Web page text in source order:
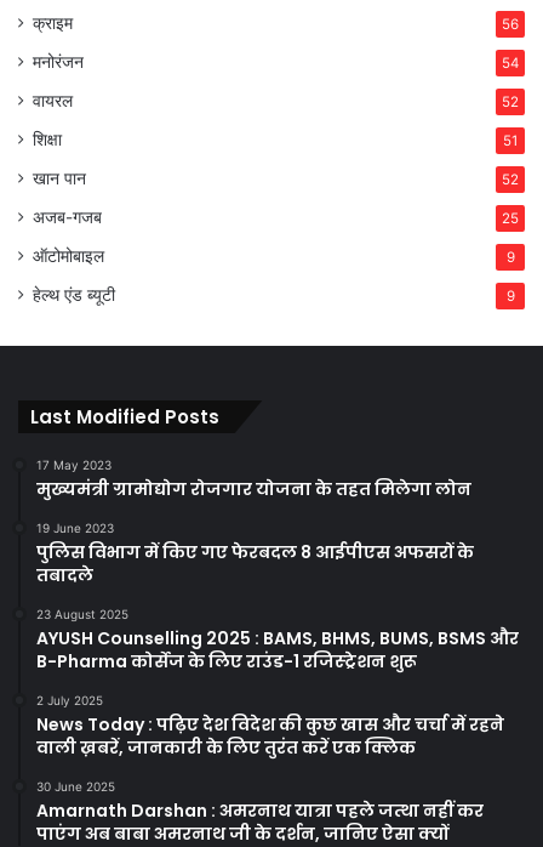
क्राइम 56
मनोरंजन 54
वायरल 52
शिक्षा 51
खान पान 52
अजब-गजब 25
ऑटोमोबाइल 9
हेल्थ एंड ब्यूटी 9
Last Modified Posts
17 May 2023
मुख्यमंत्री ग्रामोद्योग रोजगार योजना के तहत मिलेगा लोन
19 June 2023
पुलिस विभाग में किए गए फेरबदल 8 आईपीएस अफसरों के
तबादले
23 August 2025
AYUSH Counselling 2025 : BAMS, BHMS, BUMS, BSMS और
B-Pharma कोर्सेज के लिए राउंड-1 रजिस्ट्रेशन शुरू
2 July 2025
News Today : पढ़िए देश विदेश की कुछ खास और चर्चा में रहने
वाली ख़बरें, जानकारी के लिए तुरंत करें एक क्लिक
30 June 2025
Amarnath Darshan : अमरनाथ यात्रा पहले जत्था नहीं कर
पाएंग अब बाबा अमरनाथ जी के दर्शन, जानिए ऐसा क्यों